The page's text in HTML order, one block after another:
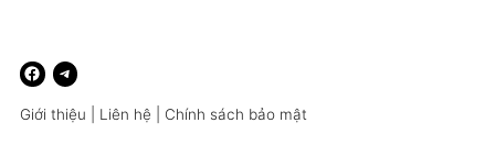
Giới thiệu Liên hệ Chính sách bảo mật